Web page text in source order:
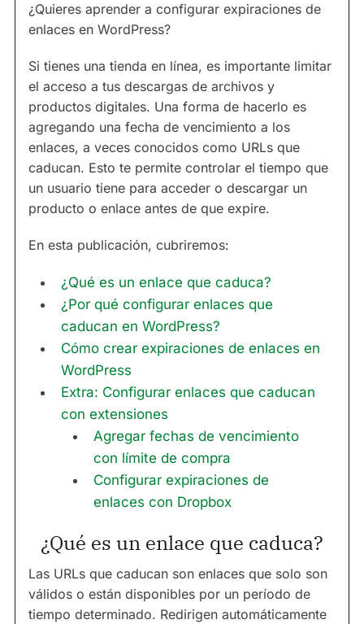
¿Quieres aprender a configurar expiraciones de
enlaces en WordPress?
Si tienes una tienda en línea, es importante limitar
el acceso a tus descargas de archivos y
productos digitales. Una forma de hacerlo es
agregando una fecha de vencimiento a los
enlaces, a veces conocidos como URLs que
caducan. Esto te permite controlar el tiempo que
un usuario tiene para acceder o descargar un
producto o enlace antes de que expire.
En esta publicación, cubriremos:
¿Qué es un enlace que caduca?
¿Por qué configurar enlaces que
caducan en WordPress?
Cómo crear expiraciones de enlaces en
WordPress
Extra: Configurar enlaces que caducan
con extensiones
Agregar fechas de vencimiento
con límite de compra
Configurar expiraciones de
enlaces con Dropbox
¿Qué es un enlace que caduca?
Las URLs que caducan son enlaces que solo son
válidos o están disponibles por un período de
tiempo determinado. Redirigen automáticamente